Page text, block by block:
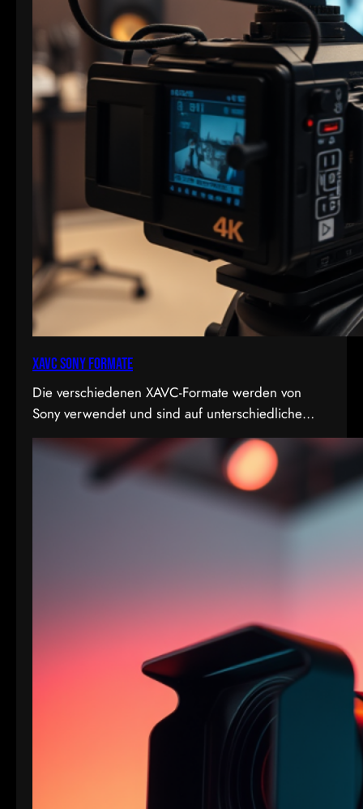
XAVC Sony Formate
Die verschiedenen XAVC-Formate werden von
Sony verwendet und sind auf unterschiedliche
Bedürfnisse in Bezug auf Qualität, Dateigröße und
Bitrate abgestimmt. Hier sind die Details zu den
Formaten: 1. XAVC S-I DCI: • Dies ist eine
intraframe-Version von XAVC S, die in DCI 4K-
Auflösung (4096×2160) arbeitet. “I” steht für